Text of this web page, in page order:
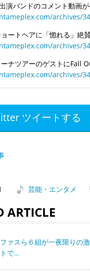
出演バンドのコメント動画が
archives/
ートヘアに「惚れる」絶
archives/
ナツアーのゲストにFall
archives/
ツイートする
芸能・エンタメ
ARTICLE
ァスら６組が一夜限りの
で…